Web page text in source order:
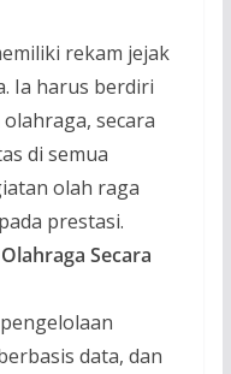
rekam jejak
Ia harus berdiri
secara
di semua
olah raga
prestasi.
Secara
data, dan